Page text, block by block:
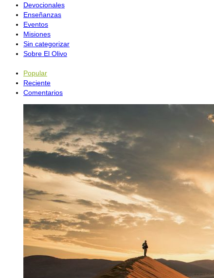
Devocionales
Enseñanzas
Eventos
Misiones
Sin categorizar
Sobre El Olivo
Popular
Reciente
Comentarios